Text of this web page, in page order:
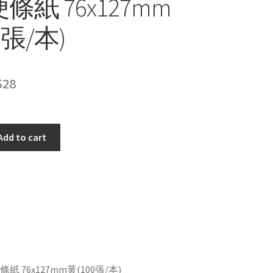
紙 76x127mm
/本)
28
to cart
紙 76x127mm黃(100張/本)